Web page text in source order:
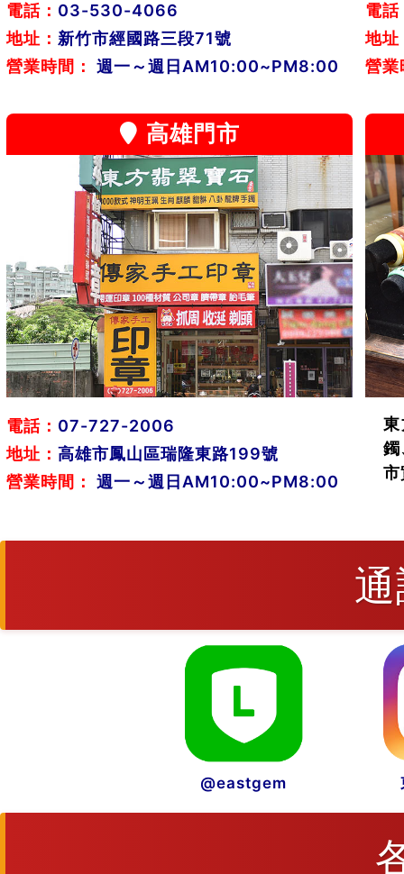
電話： 03-530-4066
地址： 新竹市經國路三段71號
營業時間：
週一～週日AM10:00~PM8:00
電話
地址
營業
高雄門市
電話： 07-727-2006
地址： 高雄市鳳山區瑞隆東路199號
營業時間：
週一～週日AM10:00~PM8:00
鐲
市
@eastgem